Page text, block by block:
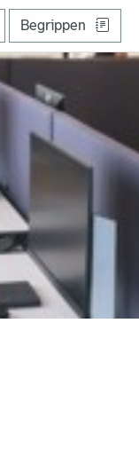
Begrippen